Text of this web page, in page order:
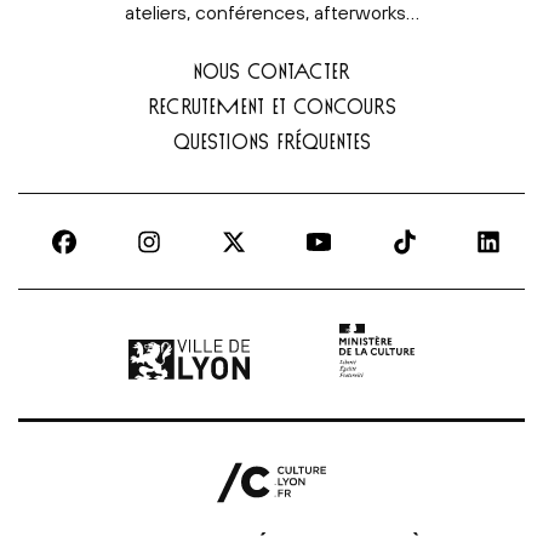
ateliers, conférences, afterworks…
NOUS CONTACTER
RECRUTEMENT ET CONCOURS
QUESTIONS FRÉQUENTES
Ville de Lyon | lien externeMinistère de la culture